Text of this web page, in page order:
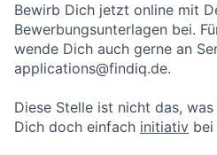
Bewirb Dich jetzt online mit
Bewerbungsunterlagen bei.
wende Dich auch gerne an
applications@findiq.de.
Diese Stelle ist nicht das,
Dich doch einfach initiativ bei